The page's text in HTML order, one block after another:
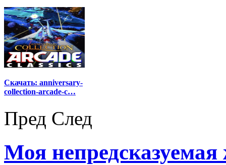
Скачать: anniversary-
collection-arcade-c…
Пред След
Моя